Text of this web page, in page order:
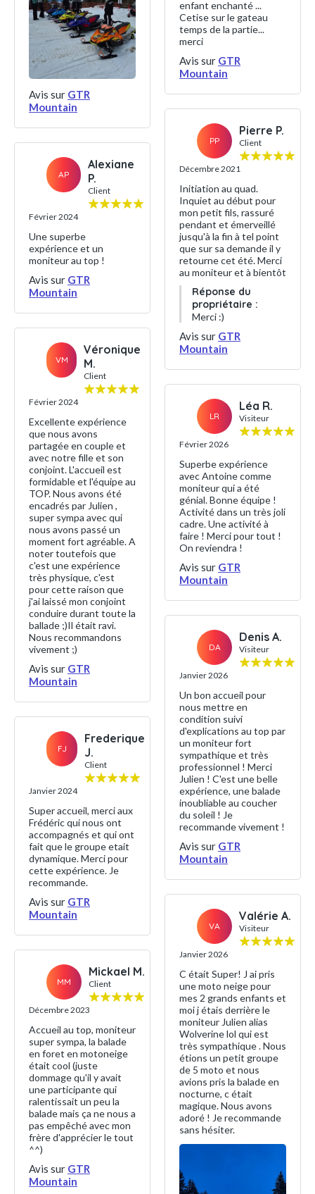
Avis sur GTR
Mountain
AP
Alexiane
P.
Client
Février 2024
Une superbe
expérience et un
moniteur au top !
Avis sur GTR
Mountain
VM
Véronique
M.
Client
Février 2024
Excellente expérience
que nous avons
partagée en couple et
avec notre fille et son
conjoint. L'accueil est
formidable et l'équipe au
TOP. Nous avons été
encadrés par Julien ,
super sympa avec qui
nous avons passé un
moment fort agréable. A
noter toutefois que
c'est une expérience
très physique, c'est
pour cette raison que
j'ai laissé mon conjoint
conduire durant toute la
ballade ;)Il était ravi.
Nous recommandons
vivement ;)
Avis sur GTR
Mountain
FJ
Frederique
J.
Client
Janvier 2024
Super accueil, merci aux
Frédéric qui nous ont
accompagnés et qui ont
fait que le groupe etait
dynamique. Merci pour
cette expérience. Je
recommande.
Avis sur GTR
Mountain
MM
Mickael M.
Client
Décembre 2023
Accueil au top, moniteur
super sympa, la balade
en foret en motoneige
était cool (juste
dommage qu'il y avait
une participante qui
ralentissait un peu la
balade mais ça ne nous a
pas empêché avec mon
frère d'apprécier le tout
^^)
Avis sur GTR
Mountain
enfant enchanté ...
Cetise sur le gateau
temps de la partie...
merci
Avis sur GTR
Mountain
PP
Pierre P.
Client
Décembre 2021
Initiation au quad.
Inquiet au début pour
mon petit fils, rassuré
pendant et émerveillé
jusqu'à la fin à tel point
que sur sa demande il y
retourne cet été. Merci
au moniteur et à bientôt
Réponse du
propriétaire :
Merci :)
Avis sur GTR
Mountain
LR
Léa R.
Visiteur
Février 2026
Superbe expérience
avec Antoine comme
moniteur qui a été
génial. Bonne équipe !
Activité dans un très joli
cadre. Une activité à
faire ! Merci pour tout !
On reviendra !
Avis sur GTR
Mountain
DA
Denis A.
Visiteur
Janvier 2026
Un bon accueil pour
nous mettre en
condition suivi
d'explications au top par
un moniteur fort
sympathique et très
professionnel ! Merci
Julien ! C'est une belle
expérience, une balade
inoubliable au coucher
du soleil ! Je
recommande vivement !
Avis sur GTR
Mountain
VA
Valérie A.
Visiteur
Janvier 2026
C était Super! J ai pris
une moto neige pour
mes 2 grands enfants et
moi j étais derrière le
moniteur Julien alias
Wolverine lol qui est
très sympathique . Nous
étions un petit groupe
de 5 moto et nous
avions pris la balade en
nocturne, c était
magique. Nous avons
adoré ! Je recommande
sans hésiter.